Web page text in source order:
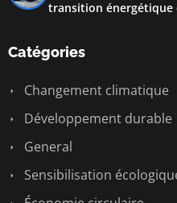
transition énergétique
Catégories
Changement climatique
Développement durable
General
Sensibilisation